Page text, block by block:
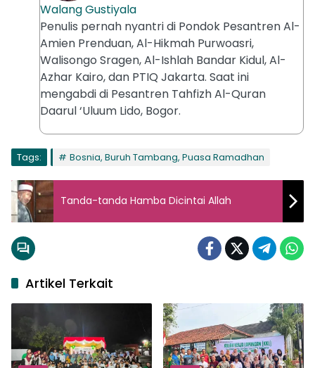
Walang Gustiyala
Penulis pernah nyantri di Pondok Pesantren Al-
Amien Prenduan, Al-Hikmah Purwoasri,
Walisongo Sragen, Al-Ishlah Bandar Kidul, Al-
Azhar Kairo, dan PTIQ Jakarta. Saat ini
mengabdi di Pesantren Tahfizh Al-Quran
Daarul ‘Uluum Lido, Bogor.
Tags: Bosnia, Buruh Tambang, Puasa Ramadhan
Tanda-tanda Hamba Dicintai Allah
Artikel Terkait